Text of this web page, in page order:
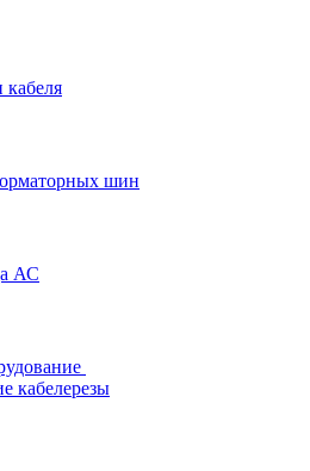
кабеля
шин
АС
кабелерезы